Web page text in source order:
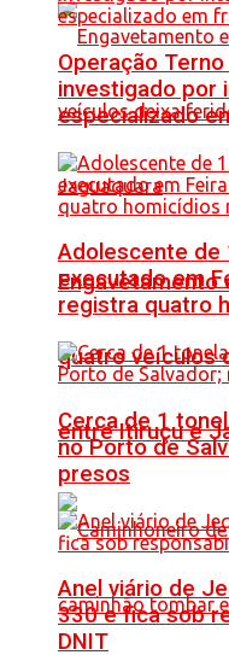
Engavetamento
quatro veículos
entre Itiruçu e
Operação
investigado por
especializado
Adolescente de
executado em
registra quatro
Cerca de 1
no Porto de
presos
Anel viário de
330 e fica sob
DNIT